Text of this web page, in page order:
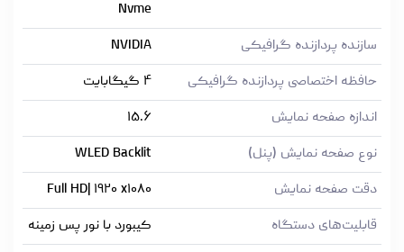
Nvme
سازنده پردازنده گرافیکی
NVIDIA
حافظه اختصاصی پردازنده گرافیکی
۴ گیگابایت
اندازه صفحه نمایش
۱۵.۶
نوع صفحه نمایش (پنل)
WLED Backlit
دقت صفحه نمایش
Full HD| ۱۹۲۰ x۱۰۸۰
قابلیت‌های دستگاه
کیبورد با نور پس زمینه